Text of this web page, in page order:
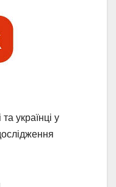
українці у